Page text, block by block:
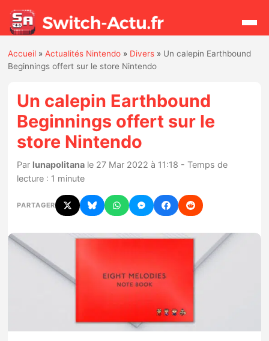
Actualités
Jeux
Hardware
Mises à jour
Chiffres de ventes
Rumeurs
Tests et previews
Accueil »Actualités Nintendo » Divers » Un calepin Earthbound
Beginnings offert sur le store Nintendo
Un calepin Earthbound
Beginnings offert sur le
store Nintendo
Par lunapolitana le 27 Mar 2022 à 11:18 - Temps de
lecture : 1 minute
PARTAGER